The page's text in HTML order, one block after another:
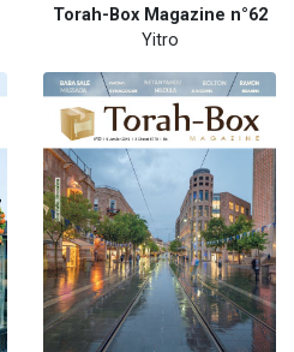
Torah-Box Magazine n°62
Yitro